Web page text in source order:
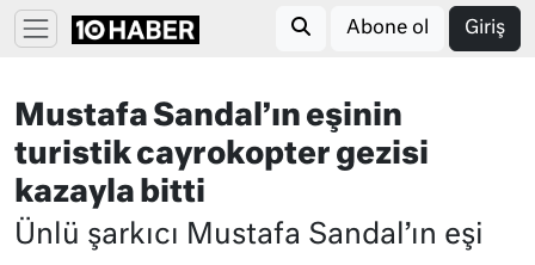
Abone ol Giriş
Mustafa Sandal’ın eşinin
turistik cayrokopter gezisi
kazayla bitti
Ünlü şarkıcı Mustafa Sandal’ın eşi